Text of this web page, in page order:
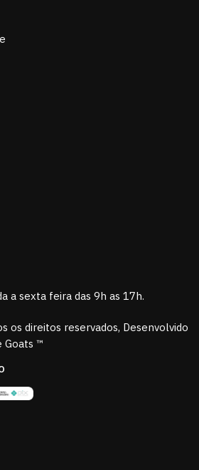
a sexta feira das 9h as 17h.
os direitos reservados, Desenvolvido
™